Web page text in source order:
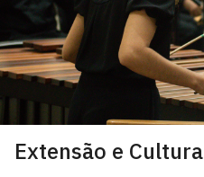
Extensão e Cultura